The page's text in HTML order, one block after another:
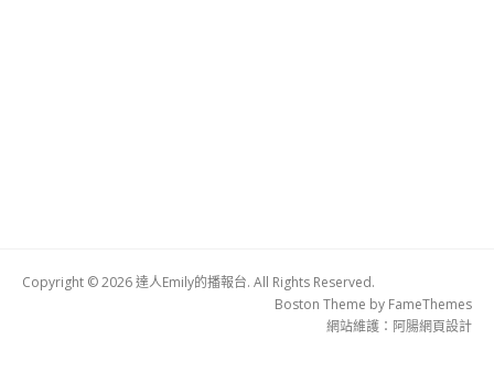
Copyright © 2026 達人Emily的播報台. All Rights Reserved.
Boston Theme by FameThemes
網站維護： 阿腸網頁設計